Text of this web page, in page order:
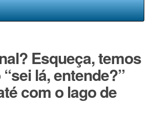
Esqueça, temos
lá, entende?”
com o lago de